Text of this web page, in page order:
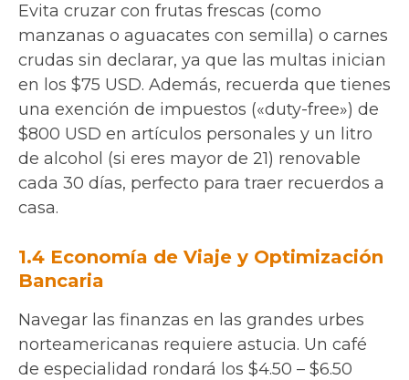
Evita cruzar con frutas frescas (como
manzanas o aguacates con semilla) o carnes
crudas sin declarar, ya que las multas inician
en los $75 USD. Además, recuerda que tienes
una exención de impuestos («duty-free») de
$800 USD en artículos personales y un litro
de alcohol (si eres mayor de 21) renovable
cada 30 días, perfecto para traer recuerdos a
casa.
1.4 Economía de Viaje y Optimización
Bancaria
Navegar las finanzas en las grandes urbes
norteamericanas requiere astucia. Un café
de especialidad rondará los $4.50 – $6.50